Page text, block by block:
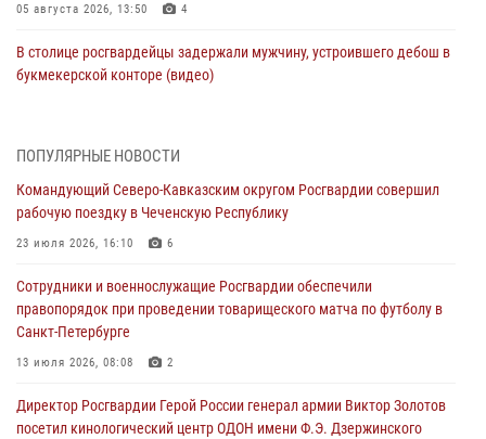
05 августа 2026, 13:50 4
В столице росгвардейцы задержали мужчину, устроившего дебош в
букмекерской конторе (видео)
В Удмуртии при силовой поддержке спецназа Росгвардии
оздоровительных услуг (видео)
05 августа 2026, 13:20
посетили мастер-класс по художественной гимнастике
05 августа 2026, 13:00
Офицеры Росгвардии и ветераны войск правопорядка почтили
05 августа 2026, 12:40
ПОПУЛЯРНЫЕ НОВОСТИ
Командующий Северо-Кавказским округом Росгвардии совершил
рабочую поездку в Чеченскую Республику
23 июля 2026, 16:10 6
Сотрудники и военнослужащие Росгвардии обеспечили
правопорядок при проведении товарищеского матча по футболу в
Санкт-Петербурге
13 июля 2026, 08:08 2
Директор Росгвардии Герой России генерал армии Виктор Золотов
посетил кинологический центр ОДОН имени Ф.Э. Дзержинского